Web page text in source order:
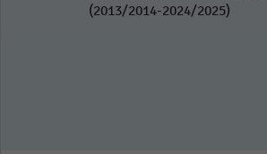
(2013/2014-2024/2025)